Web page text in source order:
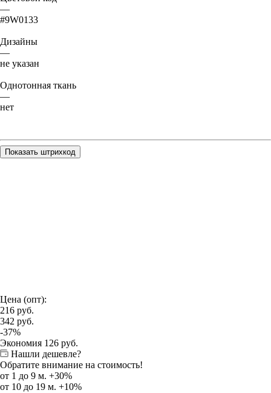
—
#9W0133
Дизайны
—
не указан
Однотонная ткань
—
нет
Показать штрихкод
Цена (опт):
216 руб.
342 руб.
-37%
Экономия 126 руб.
Нашли дешевле?
Обратите внимание на стоимость!
от 1 до 9 м. +30%
от 10 до 19 м. +10%